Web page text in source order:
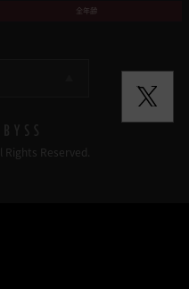
全年齢
Rights Reserved.